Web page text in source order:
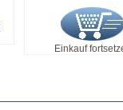
Einkauf